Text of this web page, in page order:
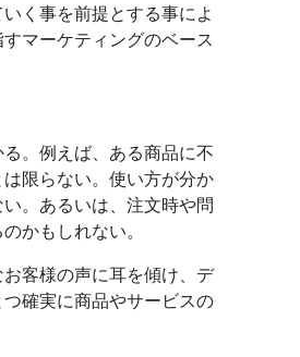
く事を前提とする事によ
マーケティングのベース
。例えば、ある商品に不
限らない。使い方が分か
。あるいは、注文時や問
かもしれない。
客様の声に耳を傾け、デ
確実に商品やサービスの